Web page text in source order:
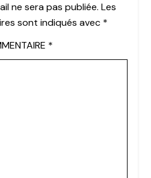
ne sera pas publiée. Les
sont indiqués avec *
*